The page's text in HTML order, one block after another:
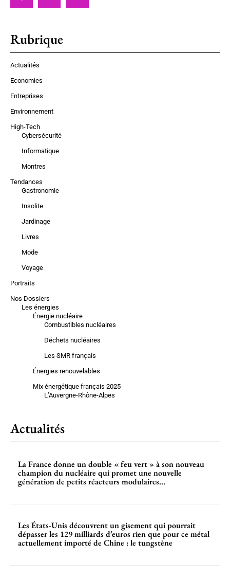
Rubrique
Actualités
Economies
Entreprises
Environnement
High-Tech
Cybersécurité
Informatique
Montres
Tendances
Gastronomie
Insolite
Jardinage
Livres
Mode
Voyage
Portraits
Nos Dossiers
Les énergies
Énergie nucléaire
Combustibles nucléaires
Déchets nucléaires
Les SMR français
Énergies renouvelables
Mix énergétique français 2025
L’Auvergne-Rhône-Alpes
Actualités
La France donne un double « feu vert » à son nouveau
champion du nucléaire qui promet une nouvelle
génération de petits réacteurs modulaires...
Les États-Unis découvrent un gisement qui pourrait
dépasser les 129 milliards d’euros rien que pour ce métal
actuellement importé de Chine : le tungstène